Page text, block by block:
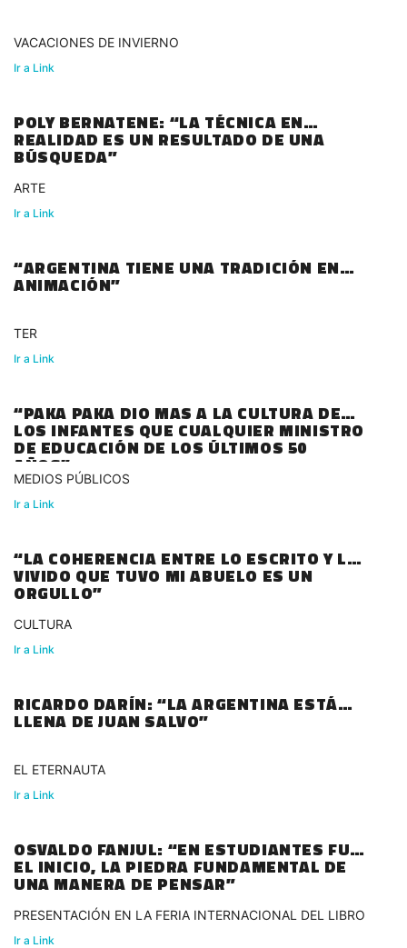
VACACIONES DE INVIERNO
Ir a Link
POLY BERNATENE: “LA TÉCNICA EN
REALIDAD ES UN RESULTADO DE UNA
BÚSQUEDA”
ARTE
Ir a Link
“ARGENTINA TIENE UNA TRADICIÓN EN
ANIMACIÓN”
TER
Ir a Link
“PAKA PAKA DIO MAS A LA CULTURA DE
LOS INFANTES QUE CUALQUIER MINISTRO
DE EDUCACIÓN DE LOS ÚLTIMOS 50
AÑOS”
MEDIOS PÚBLICOS
Ir a Link
“LA COHERENCIA ENTRE LO ESCRITO Y LO
VIVIDO QUE TUVO MI ABUELO ES UN
ORGULLO”
CULTURA
Ir a Link
RICARDO DARÍN: “LA ARGENTINA ESTÁ
LLENA DE JUAN SALVO”
EL ETERNAUTA
Ir a Link
OSVALDO FANJUL: “EN ESTUDIANTES FUE
EL INICIO, LA PIEDRA FUNDAMENTAL DE
UNA MANERA DE PENSAR”
PRESENTACIÓN EN LA FERIA INTERNACIONAL DEL LIBRO
Ir a Link